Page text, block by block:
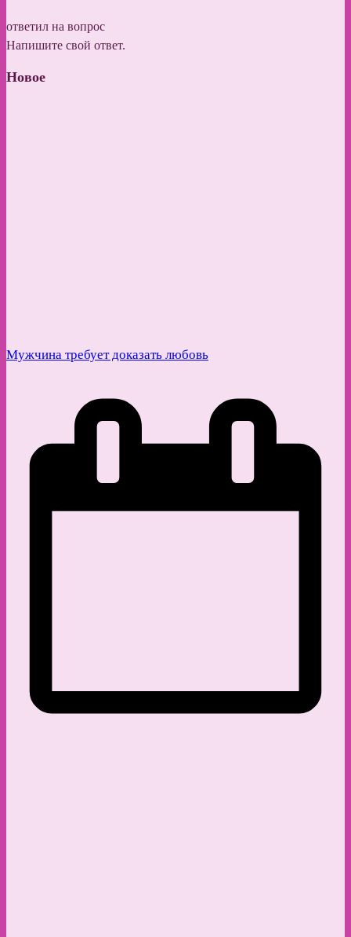
ответил на вопрос
Напишите свой ответ.
Новое
Мужчина требует доказать любовь